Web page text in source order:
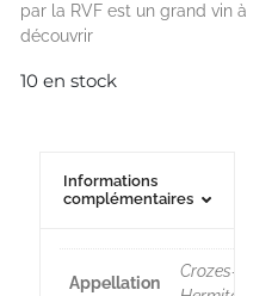
par la RVF est un grand vin à
découvrir
10 en stock
Informations
complémentaires
Appellation
Crozes-